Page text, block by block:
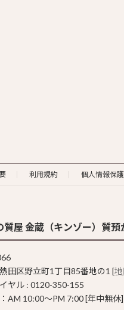
利用規約 個人情報保
質屋 金蔵（キンゾー）質預
田区野立町1丁目85番地の1 [
ヤル : 0120-350-155
AM 10:00〜PM 7:00 [年中無休]